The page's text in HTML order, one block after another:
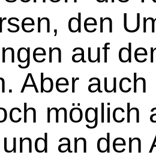
den
auf
Aber
an den